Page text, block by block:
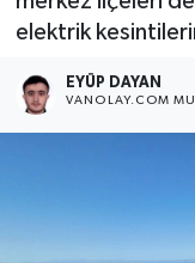
elektrik
EYÜP DAYAN
VANOLAY.COM